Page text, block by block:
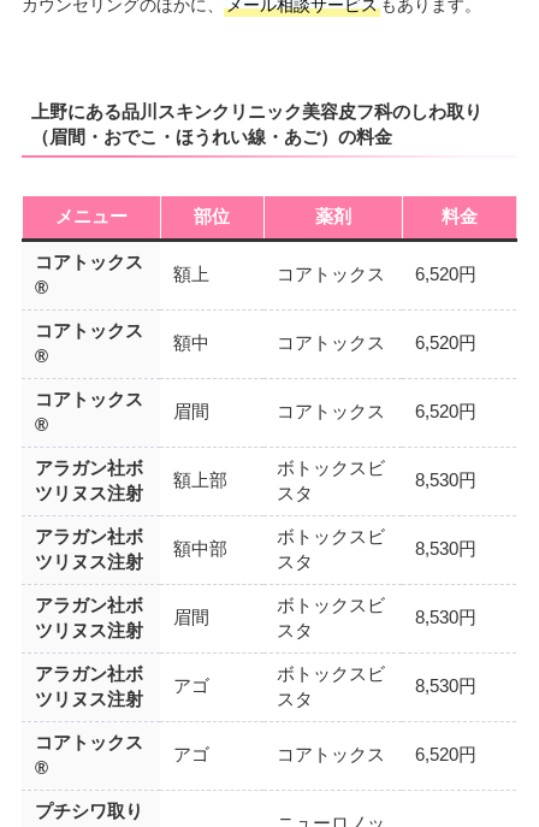
カウンセリングのほかに、 メール相談サービスもあります。
上野にある品川スキンクリニック美容皮フ科のしわ取り
（眉間・おでこ・ほうれい線・あご）の料金
メニュー 部位 薬剤 料金
コアトックス
®
額上 コアトックス 6,520円
コアトックス
®
額中 コアトックス 6,520円
コアトックス
®
眉間 コアトックス 6,520円
アラガン社ボ
ツリヌス注射
額上部
ボトックスビ
スタ
8,530円
アラガン社ボ
ツリヌス注射
額中部
ボトックスビ
スタ
8,530円
アラガン社ボ
ツリヌス注射
眉間
ボトックスビ
スタ
8,530円
アラガン社ボ
ツリヌス注射
アゴ
ボトックスビ
スタ
8,530円
コアトックス
®
アゴ コアトックス 6,520円
プチシワ取り